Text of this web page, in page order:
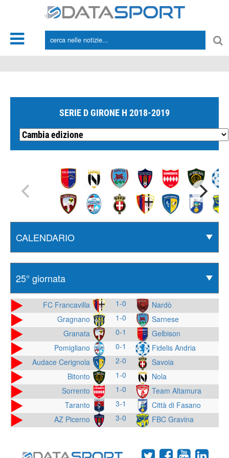
SERIE D GIRONE H 2018-2019
FC Francavilla 1-0
Nardò
Gragnano
1-0
Sarnese
Granata
0-1
Gelbison
Pomigliano
0-1
Fidelis Andria
Audace Cerignola
2-0
Savoia
Bitonto
1-0
Nola
Sorrento
1-0
Team Altamura
Taranto
3-1
Città di Fasano
AZ Picerno
3-0 FBC Gravina